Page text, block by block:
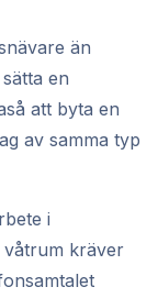
än
en
att byta en
av samma typ
i
våtrum kräver